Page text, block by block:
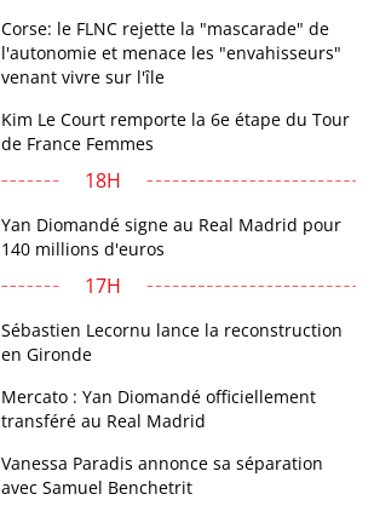
Corse: le FLNC rejette la "mascarade" de
l'autonomie et menace les "envahisseurs"
venant vivre sur l'île
Kim Le Court remporte la 6e étape du Tour
de France Femmes
18H
Yan Diomandé signe au Real Madrid pour
140 millions d'euros
17H
Sébastien Lecornu lance la reconstruction
en Gironde
Mercato : Yan Diomandé officiellement
transféré au Real Madrid
Vanessa Paradis annonce sa séparation
avec Samuel Benchetrit